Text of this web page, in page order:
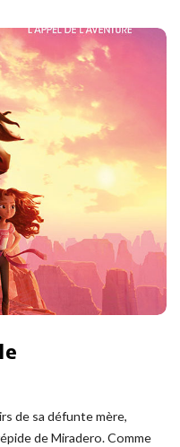
de sa défunte mère,
de Miradero. Comme